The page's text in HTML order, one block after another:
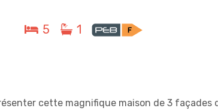
5 1
cette magnifique maison de 3 façades